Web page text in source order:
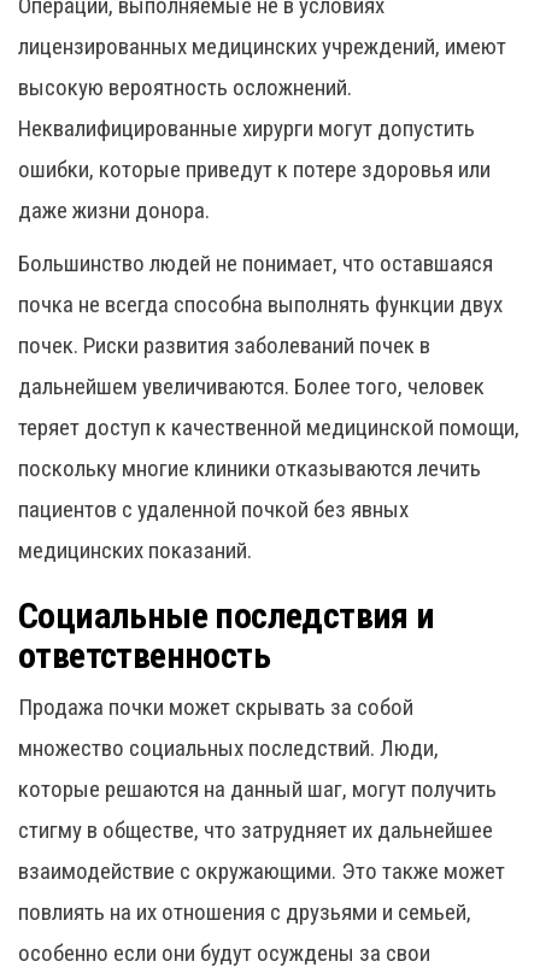
Операции, выполняемые не в условиях
лицензированных медицинских учреждений, имеют
высокую вероятность осложнений.
Неквалифицированные хирурги могут допустить
ошибки, которые приведут к потере здоровья или
даже жизни донора.
Большинство людей не понимает, что оставшаяся
почка не всегда способна выполнять функции двух
почек. Риски развития заболеваний почек в
дальнейшем увеличиваются. Более того, человек
теряет доступ к качественной медицинской помощи,
поскольку многие клиники отказываются лечить
пациентов с удаленной почкой без явных
медицинских показаний.
Социальные последствия и
ответственность
Продажа почки может скрывать за собой
множество социальных последствий. Люди,
которые решаются на данный шаг, могут получить
стигму в обществе, что затрудняет их дальнейшее
взаимодействие с окружающими. Это также может
повлиять на их отношения с друзьями и семьей,
особенно если они будут осуждены за свои